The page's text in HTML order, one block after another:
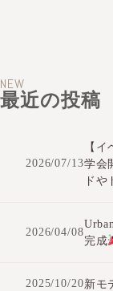
NEW
最近の投稿
2026/07/13
【
学会
ド
2026/04/08
完成
2025/10/20新モ